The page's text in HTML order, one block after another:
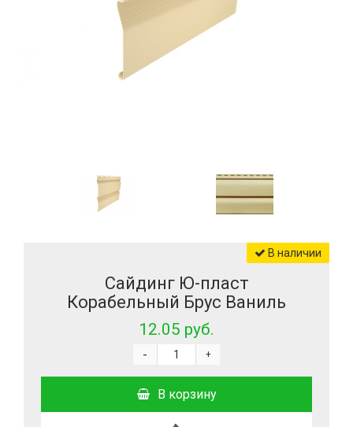
В наличии
Сайдинг Ю-пласт
Корабельный Брус Ваниль
12.05 руб.
+
-
В корзину